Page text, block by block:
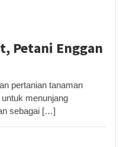
Petani Enggan
pertanian tanaman
menunjang
sebagai […]